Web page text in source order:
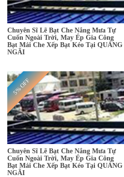
Chuyên Sĩ Lẽ Bạt Che Nắng Mưa Tự
Cuốn Ngoài Trời, May Ép Gia Công
Bạt Mái Che Xếp Bạt Kéo Tại QUẢNG
NGÃI
5% OFF
Chuyên Sĩ Lẽ Bạt Che Nắng Mưa Tự
Cuốn Ngoài Trời, May Ép Gia Công
Bạt Mái Che Xếp Bạt Kéo Tại QUẢNG
NGÃI